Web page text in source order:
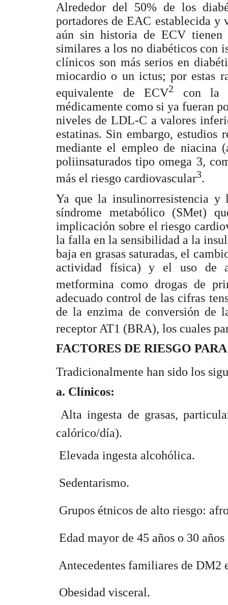
Alrededor del 50% de los
portadores de EAC establecida y
aún sin historia de ECV tienen
similares a los no diabéticos con
clínicos son más serios en
miocardio o un ictus; por estas
equivalente de ECV2
con la
médicamente como si ya fueran
niveles de LDL-C a valores
estatinas. Sin embargo,
mediante el empleo de niacina
poliinsaturados tipo omega 3,
más el riesgo cardiovascular3.
Ya que la insulinorresistencia y
síndrome metabólico (SMet)
implicación sobre el riesgo
la falla en la sensibilidad a la
baja en grasas saturadas, el
actividad física) y el uso de
metformina como drogas de
adecuado control de las cifras
de la enzima de conversión de
receptor AT1 (BRA), los cuales
FACTORES DE RIESGO
Tradicionalmente han sido los
a. Clínicos:
 Alta ingesta de grasas,
calórico/día).
 Elevada ingesta alcohólica.
 Sedentarismo.
 Grupos étnicos de alto riesgo:
 Edad mayor de 45 años o 30
 Antecedentes familiares de
 Obesidad visceral.